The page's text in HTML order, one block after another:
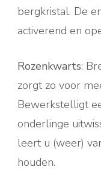
bergkristal. De
activerend en
Rozenkwarts:
zorgt zo voor
Bewerkstelligt
onderlinge
leert u (weer)
houden.